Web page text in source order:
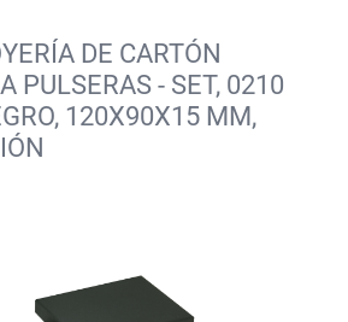
DE CARTÓN
PULSERAS - SET, 0210
120X90X15 MM,